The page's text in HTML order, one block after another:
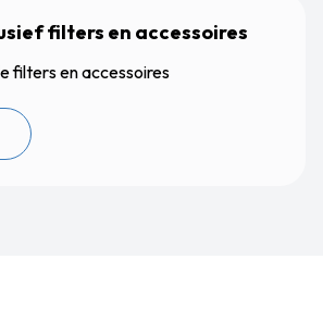
filters en accessoires
filters en accessoires